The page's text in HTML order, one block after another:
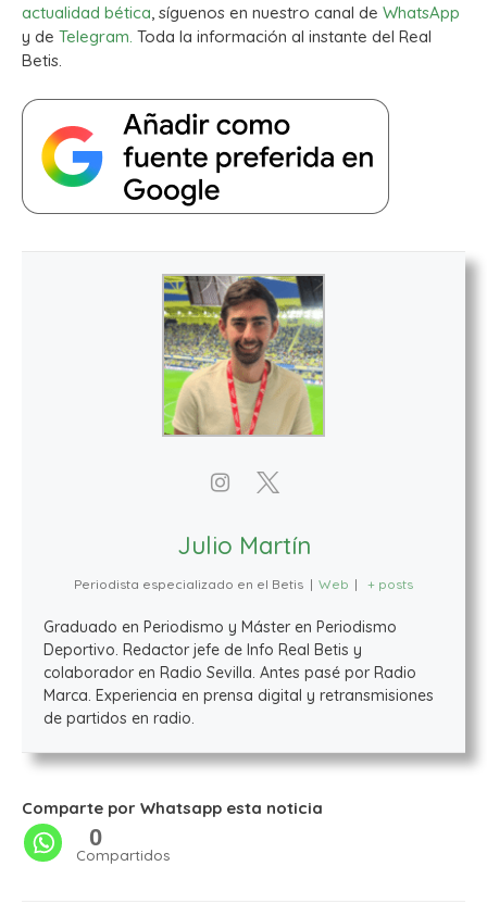
actualidad bética, síguenos en nuestro canal de WhatsApp
y de Telegram. Toda la información al instante del Real
Betis.
Julio Martín
Periodista especializado en el Betis | Web | + posts
Graduado en Periodismo y Máster en Periodismo
Deportivo. Redactor jefe de Info Real Betis y
colaborador en Radio Sevilla. Antes pasé por Radio
Marca. Experiencia en prensa digital y retransmisiones
de partidos en radio.
Comparte por Whatsapp esta noticia
0
Compartidos